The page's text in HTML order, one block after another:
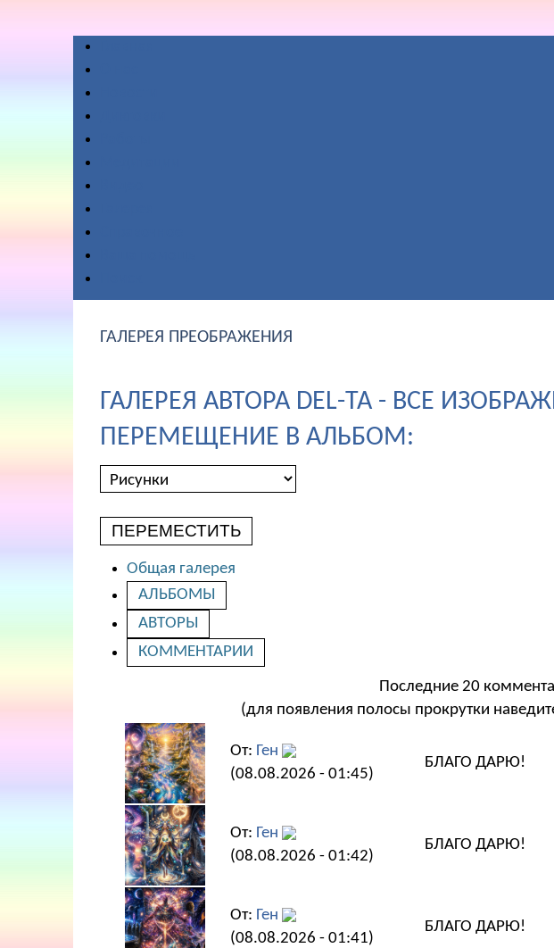
ГАЛЕРЕЯ ПРЕОБРАЖЕНИЯ
ГАЛЕРЕЯ АВТОРА DEL-TA - ВСЕ
ПЕРЕМЕЩЕНИЕ В АЛЬБОМ:
ПЕРЕМЕСТИТЬ
Общая галерея
АЛЬБОМЫ
АВТОРЫ
КОММЕНТАРИИ
Последние 20
(для появления полосы прокрутки
От: Ген
(08.08.2026 - 01:45)
БЛАГО ДАРЮ!
От: Ген
(08.08.2026 - 01:42)
БЛАГО ДАРЮ!
От: Ген
(08.08.2026 - 01:41)
БЛАГО ДАРЮ!